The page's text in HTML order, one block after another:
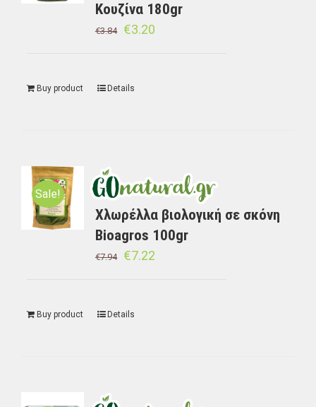
Κουζίνα 180gr
€3.84 €3.20
Buy product Details
Sale!
Χλωρέλλα βιολογική σε σκόνη
Bioagros 100gr
€7.94 €7.22
Buy product Details